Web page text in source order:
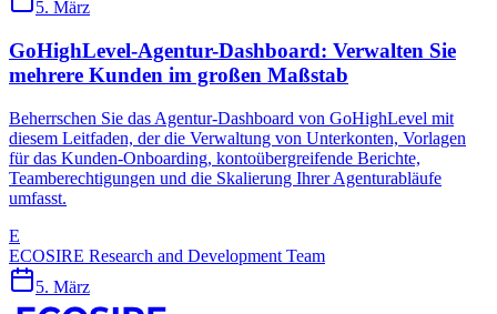
5. März
GoHighLevel-Agentur-Dashboard: Verwalten Sie
mehrere Kunden im großen Maßstab
Beherrschen Sie das Agentur-Dashboard von GoHighLevel mit
diesem Leitfaden, der die Verwaltung von Unterkonten, Vorlagen
für das Kunden-Onboarding, kontoübergreifende Berichte,
Teamberechtigungen und die Skalierung Ihrer Agenturabläufe
umfasst.
E
ECOSIRE Research and Development Team
5. März